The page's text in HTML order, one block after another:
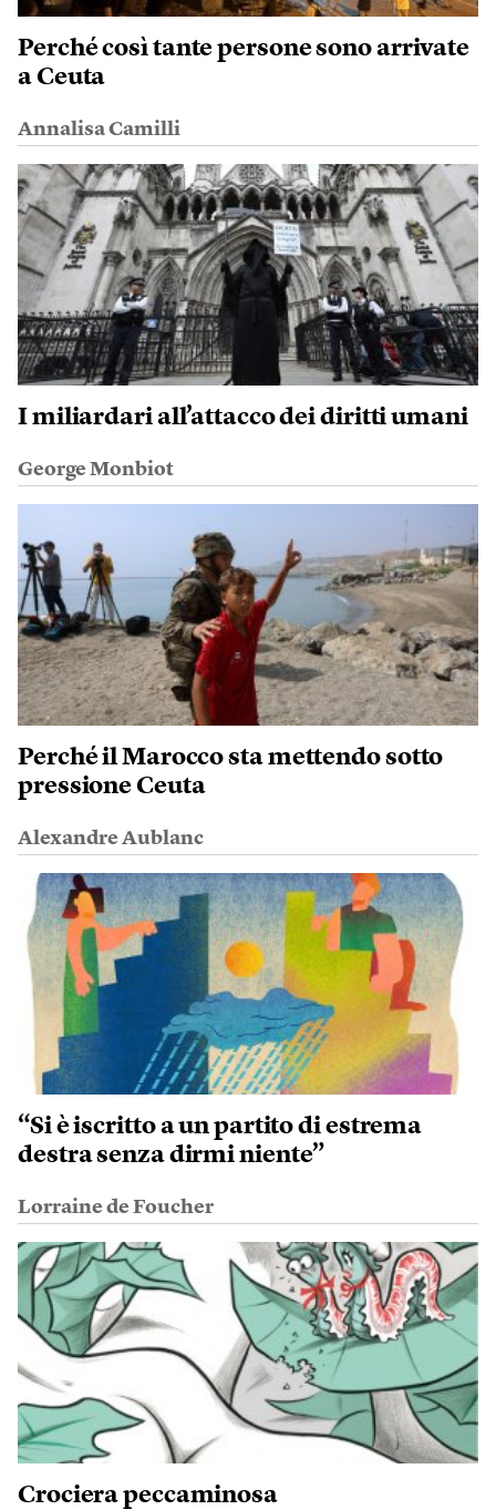
Perché così tante persone sono arrivate
a Ceuta
Annalisa Camilli
I miliardari all’attacco dei diritti umani
George Monbiot
Perché il Marocco sta mettendo sotto
pressione Ceuta
Alexandre Aublanc
“Si è iscritto a un partito di estrema
destra senza dirmi niente”
Lorraine de Foucher
Crociera peccaminosa